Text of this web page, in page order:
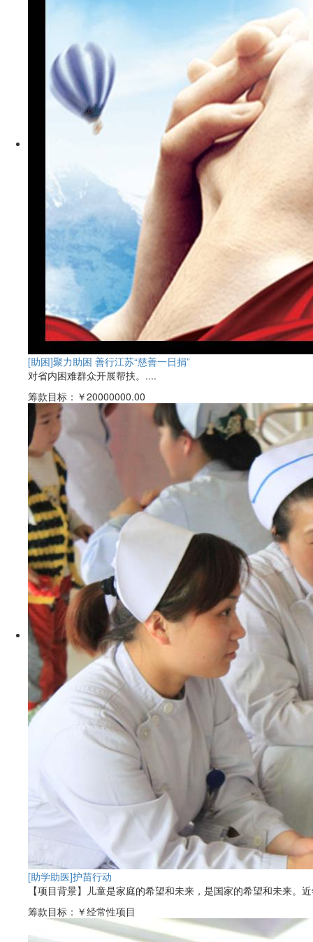
[助困]聚力助困 善行江苏“慈善一日捐”
对省内困难群众开展帮扶。....
筹款目标： ￥20000000.00
[助学助医]护苗行动
【项目背景】儿童是家庭的希望和未来，是国家的希望和未来。
筹款目标： ￥经常性项目